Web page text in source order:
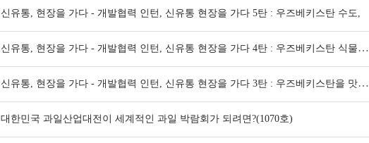
신유통, 현장을 가다 - 개발협력 인턴, 신유통 현장을 가다 5탄 : 우즈베키스탄 수도,
신유통, 현장을 가다 - 개발협력 인턴, 신유통 현장을 가다 4탄 : 우즈베키스탄 식물검역
신유통, 현장을 가다 - 개발협력 인턴, 신유통 현장을 가다 3탄 : 우즈베키스탄을 맛보다
대한민국 과일산업대전이 세계적인 과일 박람회가 되려면?(1070호)